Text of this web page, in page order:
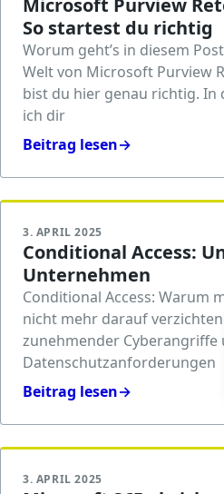
Microsoft Purview
So startest du richtig
Worum geht’s in diesem
Welt von Microsoft Purview
bist du hier genau richtig. In
ich dir
Beitrag lesen→
3. APRIL 2025
Conditional Access:
Unternehmen
Conditional Access: Warum
nicht mehr darauf verzichten
zunehmender Cyberangriffe
Datenschutzanforderungen
Beitrag lesen→
3. APRIL 2025